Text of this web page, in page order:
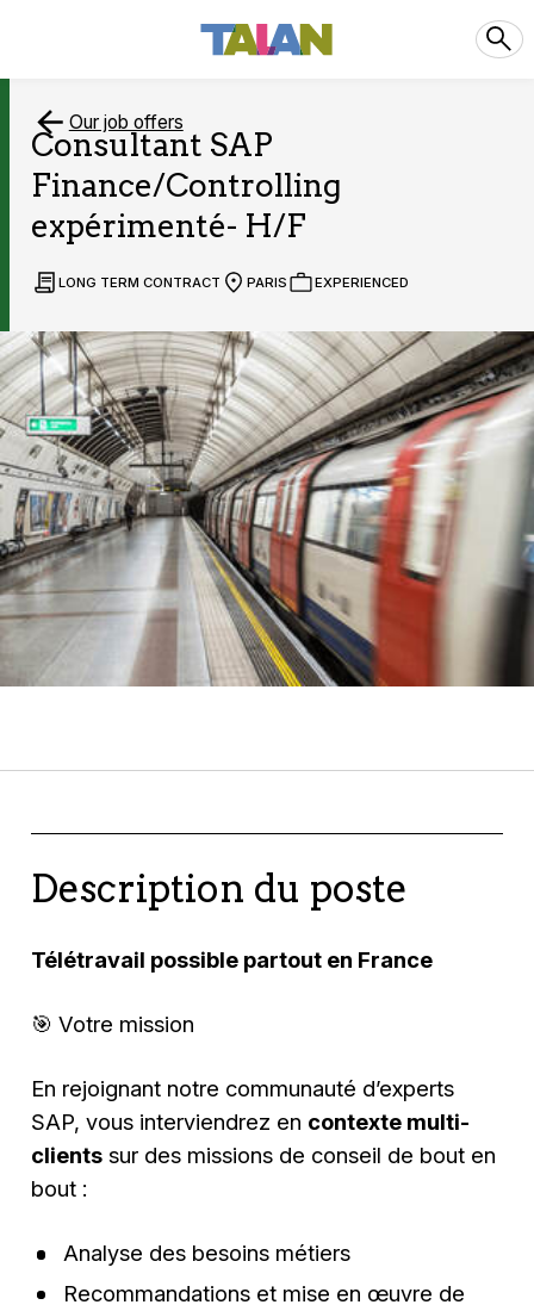
Our job offers
Consultant SAP
Finance/Controlling
expérimenté- H/F
LONG TERM CONTRACT PARIS EXPERIENCED
Description du poste
Télétravail possible partout en France
🎯 Votre mission
En rejoignant notre communauté d’experts
SAP, vous interviendrez en contexte multi-
clients sur des missions de conseil de bout en
bout :
Analyse des besoins métiers
Recommandations et mise en œuvre de